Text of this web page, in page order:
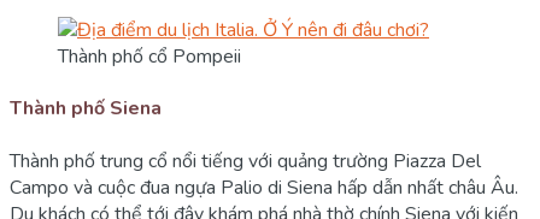
Thành phố cổ Pompeii
Thành phố Siena
Thành phố trung cổ nổi tiếng với quảng trường Piazza Del
Campo và cuộc đua ngựa Palio di Siena hấp dẫn nhất châu Âu.
Du khách có thể tới đây khám phá nhà thờ chính Siena với kiến